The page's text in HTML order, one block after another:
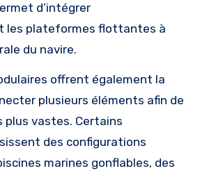
d’intégrer
les plateformes flottantes à
du navire.
offrent également la
plusieurs éléments afin de
plus vastes. Certains
des configurations
marines gonflables, des